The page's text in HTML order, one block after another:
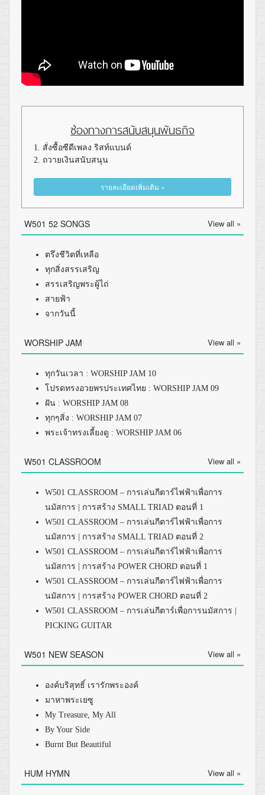
ช่องทางการสนับสนุนพันธกิจ
1. สั่งซื้อซีดีเพลง ริสท์แบนด์
2. ถวายเงินสนับสนุน
รายละเอียดเพิ่มเติม »
W501 52 SONGS View all »
ตรึงชีวิตที่เหลือ
ทุกสิ่งสรรเสริญ
สรรเสริญพระผู้ไถ่
สายฟ้า
จากวันนี้
WORSHIP JAM View all »
ทุกวันเวลา : WORSHIP JAM 10
โปรดทรงอวยพรประเทศไทย : WORSHIP JAM 09
ฝัน : WORSHIP JAM 08
ทุกๆสิ่ง : WORSHIP JAM 07
พระเจ้าทรงเลี้ยงดู : WORSHIP JAM 06
W501 CLASSROOM View all »
W501 CLASSROOM – การเล่นกีตาร์ไฟฟ้าเพื่อการ
นมัสการ | การสร้าง SMALL TRIAD ตอนที่ 1
W501 CLASSROOM – การเล่นกีตาร์ไฟฟ้าเพื่อการ
นมัสการ | การสร้าง SMALL TRIAD ตอนที่ 2
W501 CLASSROOM – การเล่นกีตาร์ไฟฟ้าเพื่อการ
นมัสการ | การสร้าง POWER CHORD ตอนที่ 1
W501 CLASSROOM – การเล่นกีตาร์ไฟฟ้าเพื่อการ
นมัสการ | การสร้าง POWER CHORD ตอนที่ 2
W501 CLASSROOM – การเล่นกีตาร์เพื่อการนมัสการ |
PICKING GUITAR
W501 NEW SEASON View all »
องค์บริสุทธิ์ เรารักพระองค์
มาหาพระเยซู
My Treasure, My All
By Your Side
Burnt But Beautiful
HUM HYMN View all »